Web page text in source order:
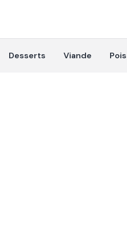
Desserts Viande